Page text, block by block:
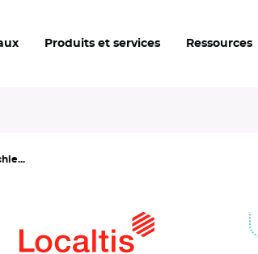
Produits et services Ressources